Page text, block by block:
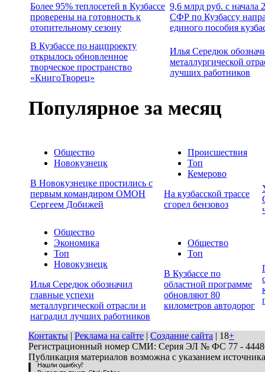
Более 95% теплосетей в Кузбассе
проверены на готовность к
отопительному сезону
9,6 млрд руб. с начала
СФР по Кузбассу
единого пособия
В Кузбассе по нацпроекту
открылось обновленное
творческое пространство
«КнигоТворец»
Илья Середюк
металлургической
лучших работников
Популярное за месяц
Общество
Новокузнецк
В Новокузнецке простились с
первым командиром ОМОН
Сергеем Добижей
Происшествия
Топ
Кемерово
На кузбасской трассе
сгорел бензовоз
Общество
Экономика
Топ
Новокузнецк
Илья Середюк обозначил
главные успехи
металлургической отрасли и
наградил лучших работников
Общество
Топ
В Кузбассе по
областной программе
обновляют 80
километров автодорог
Контакты | Реклама на сайте | Создание сайта | 18+
Регистрационный номер СМИ: Серия ЭЛ № ФС 77 - 44486
Публикация материалов возможна с указанием